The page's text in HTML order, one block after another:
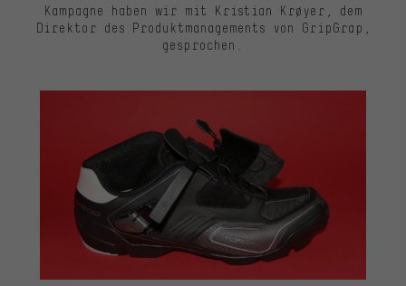
Kampagne haben wir mit Kristian Krøyer, dem
Direktor des Produktmanagements von GripGrap,
gesprochen.